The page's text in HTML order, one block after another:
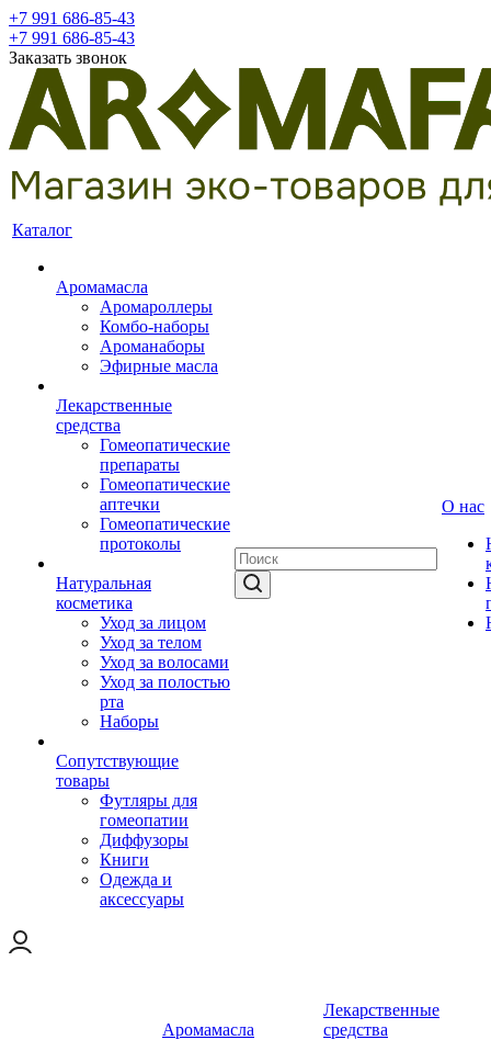
+7 991 686-85-43
+7 991 686-85-43
Заказать звонок
Каталог
Аромамасла
Аромароллеры
Комбо-наборы
Ароманаборы
Эфирные масла
Лекарственные
средства
Гомеопатические
препараты
Гомеопатические
аптечки
Гомеопатические
протоколы
Натуральная
косметика
Уход за лицом
Уход за телом
Уход за волосами
Уход за полостью
рта
Наборы
Сопутствующие
товары
Футляры для
гомеопатии
Диффузоры
Книги
Одежда и
аксессуары
О нас
Аромамасла
Лекарственные
средства